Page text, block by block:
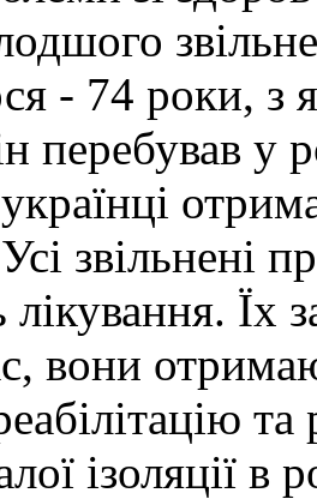
- 74 роки, з
перебував у
звільнені
Їх
вони
та
ізоляції в